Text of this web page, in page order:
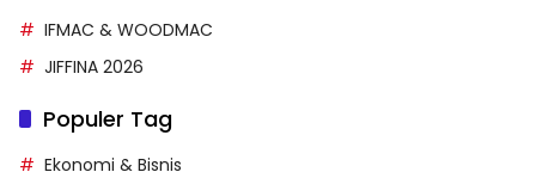
IFMAC & WOODMAC
JIFFINA 2026
Populer Tag
Ekonomi & Bisnis